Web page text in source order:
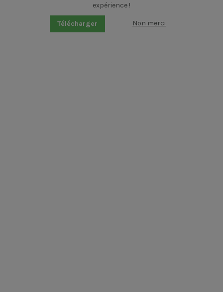
expérience !
Télécharger Non merci